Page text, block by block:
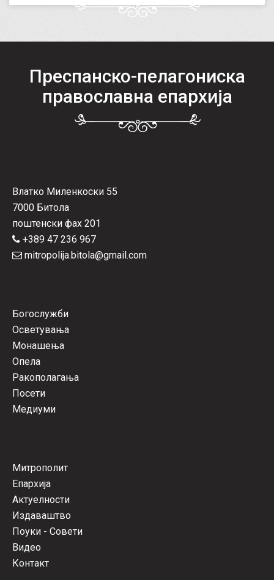
Преспанско-пелагониска
православна епархија
Влатко Миленкоски 55
7000 Битола
поштенски фах 201
+389 47 236 967
mitropolija.bitola@gmail.com
Богослужби
Осветувања
Монашења
Опела
Ракополагања
Посети
Медиуми
Митрополит
Епархија
Актуелности
Издаваштво
Поуки - Совети
Видео
Контакт